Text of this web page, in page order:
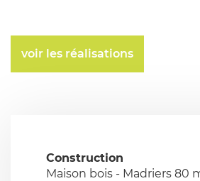
voir les réalisations
Construction
Maison bois - Madriers 80